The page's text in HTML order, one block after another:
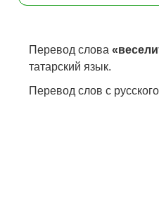
Перевод слова
татарский язык.
Перевод слов с